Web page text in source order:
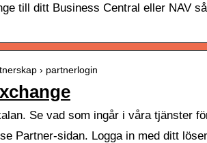
till ditt Business Central eller NAV
› partnerlogin
Se vad som ingår i våra tjänster
Partner-sidan. Logga in med ditt